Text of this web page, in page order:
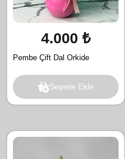
4.000 ₺
Pembe Çift Dal Orkide
Sepete Ekle